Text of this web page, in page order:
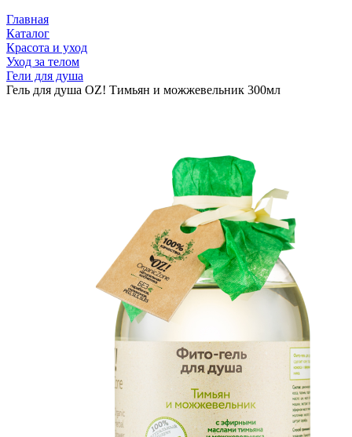
Главная
Каталог
Красота и уход
Уход за телом
Гели для душа
Гель для душа OZ! Тимьян и можжевельник 300мл